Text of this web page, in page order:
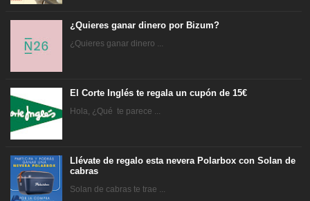
¿Quieres ganar dinero por Bizum?
¿Quieres ganar dinero ...
El Corte Inglés te regala un cupón de 15€
Hola, ¿Qué te parece ...
Llévate de regalo esta nevera Polarbox con Solan de
cabras
Solan de cabras te trae ...